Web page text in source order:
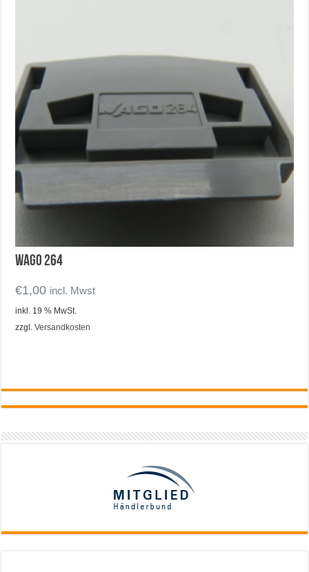
Wago 264
€1,00 incl. Mwst
inkl. 19 % MwSt.
zzgl.Versandkosten